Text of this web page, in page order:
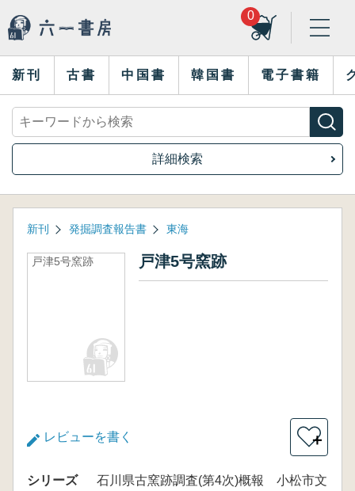
0
新刊 古書 中国書 韓国書 電子書籍
詳細検索
新刊 発掘調査報告書 東海
戸津5号窯跡 戸津5号窯跡
レビューを書く ＋
シリーズ
石川県古窯跡調査(第4次)概報 小松市文